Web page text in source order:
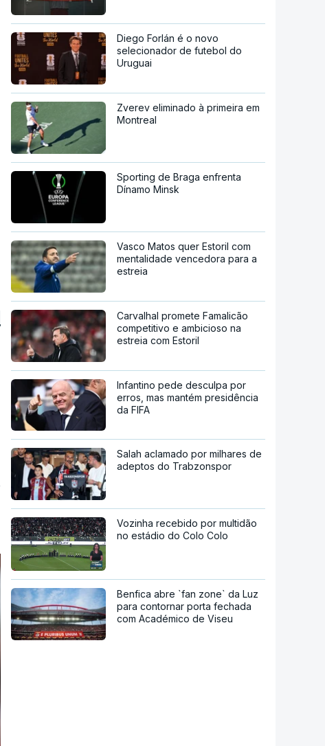
Diego Forlán é o novo
selecionador de futebol do
Uruguai
Zverev eliminado à primeira em
Montreal
Sporting de Braga enfrenta
Dínamo Minsk
Vasco Matos quer Estoril com
mentalidade vencedora para a
estreia
Carvalhal promete Famalicão
competitivo e ambicioso na
estreia com Estoril
Infantino pede desculpa por
erros, mas mantém presidência
da FIFA
Salah aclamado por milhares de
adeptos do Trabzonspor
Vozinha recebido por multidão
no estádio do Colo Colo
Benfica abre `fan zone` da Luz
para contornar porta fechada
com Académico de Viseu